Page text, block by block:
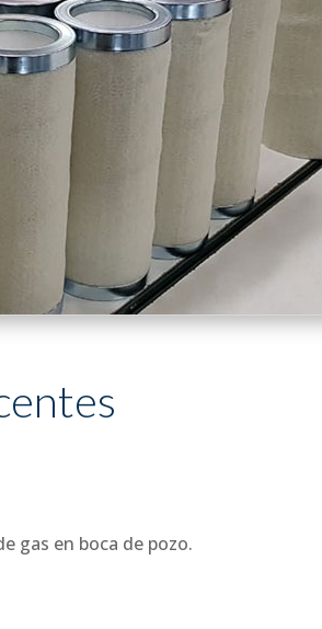
gas en boca de pozo.